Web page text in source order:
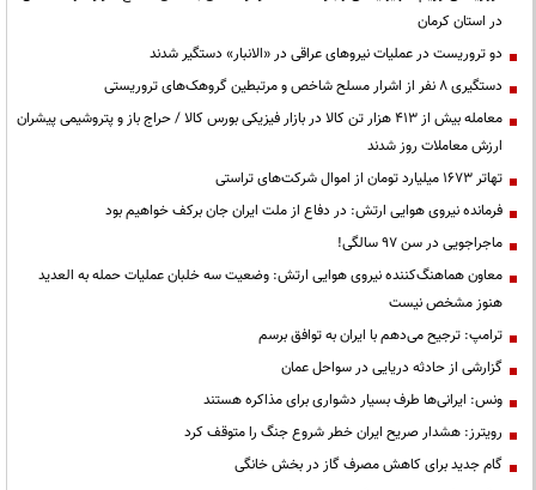
در استان کرمان
دو تروریست در عملیات نیروهای عراقی در «الانبار» دستگیر شدند
دستگیری ۸ نفر از اشرار مسلح شاخص و مرتبطین گروهک‌های تروریستی
معامله بیش از ۴۱۳ هزار تن کالا در بازار فیزیکی بورس کالا / حراج باز و پتروشیمی پیشران
ارزش معاملات روز شدند
تهاتر ۱۶۷۳ میلیارد تومان از اموال شرکت‌های تراستی
فرمانده نیروی هوایی ارتش: در دفاع از ملت ایران جان برکف خواهیم بود
ماجراجویی در سن ۹۷ سالگی!
معاون هماهنگ‌کننده نیروی هوایی ارتش: وضعیت سه خلبان عملیات حمله به العدید
هنوز مشخص نیست
ترامپ: ترجیح می‌دهم با ایران به توافق برسم
گزارشی از حادثه دریایی در سواحل عمان
ونس: ایرانی‌ها طرف بسیار دشواری برای مذاکره هستند
رویترز: هشدار صریح ایران خطر شروع جنگ را متوقف کرد
گام جدید برای کاهش مصرف گاز در بخش خانگی